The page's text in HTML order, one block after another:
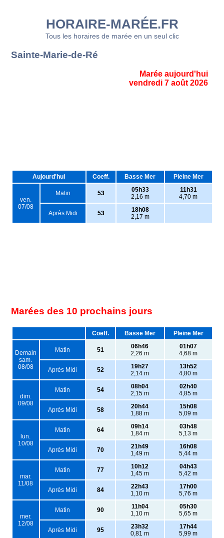
HORAIRE-MARÉE.FR
Tous les horaires de marée en un seul clic
Sainte-Marie-de-Ré
Marée aujourd'hui
vendredi 7 août 2026
Aujourd'hui Coeff. Basse Mer Pleine Mer
ven.
07/08
Matin 53
05h33
2,16 m
11h31
4,70 m
Après Midi 53
18h08
2,17 m
Marées des 10 prochains jours
Coeff. Basse Mer Pleine Mer
Demain
sam.
08/08
Matin 51
06h46
2,26 m
01h07
4,68 m
Après Midi 52
19h27
2,14 m
13h52
4,80 m
dim.
09/08
Matin 54
08h04
2,15 m
02h40
4,85 m
Après Midi 58
20h44
1,88 m
15h08
5,09 m
lun.
10/08
Matin 64
09h14
1,84 m
03h48
5,13 m
Après Midi 70
21h49
1,49 m
16h08
5,44 m
mar.
11/08
Matin 77
10h12
1,45 m
04h43
5,42 m
Après Midi 84
22h43
1,10 m
17h00
5,76 m
mer.
12/08
Matin 90
11h04
1,10 m
05h30
5,65 m
Après Midi 95
23h32
0,81 m
17h44
5,99 m